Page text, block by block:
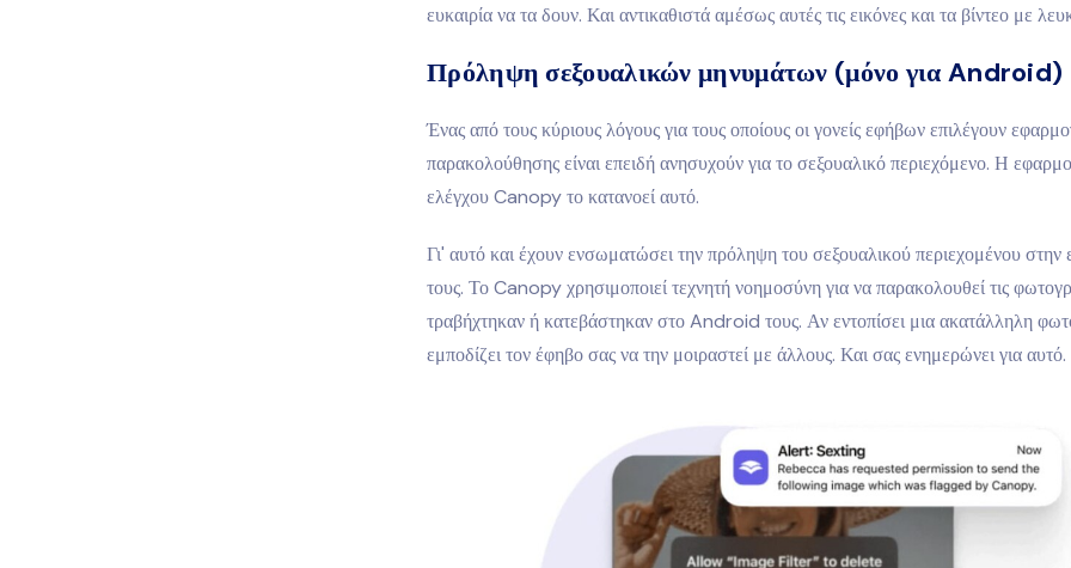
ευκαιρία να τα δουν. Και αντικαθιστά αμέσως αυτές τις εικόνες και τα βίντεο με
Πρόληψη σεξουαλικών μηνυμάτων (μόνο για Android)
Ένας από τους κύριους λόγους για τους οποίους οι γονείς εφήβων επιλέγουν
παρακολούθησης είναι επειδή ανησυχούν για το σεξουαλικό περιεχόμενο. Η
ελέγχου Canopy το κατανοεί αυτό.
Γι' αυτό και έχουν ενσωματώσει την πρόληψη του σεξουαλικού περιεχομένου
τους. Το Canopy χρησιμοποιεί τεχνητή νοημοσύνη για να παρακολουθεί τις
τραβήχτηκαν ή κατεβάστηκαν στο Android τους. Αν εντοπίσει μια ακατάλληλη
εμποδίζει τον έφηβο σας να την μοιραστεί με άλλους. Και σας ενημερώνει για αυτό.